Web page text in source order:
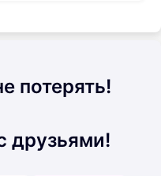
потерять!
друзьями!